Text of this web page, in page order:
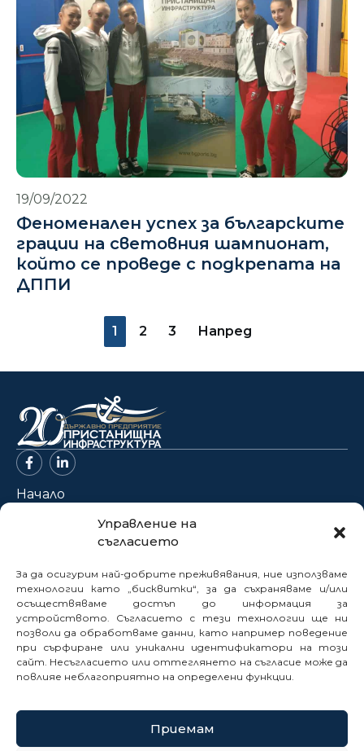
Управление на
съгласието
За да осигурим най-добрите преживявания, ние използваме
технологии като „бисквитки“, за да съхраняваме и/или
осъществяваме достъп до информация за
устройството. Съгласието с тези технологии ще ни
позволи да обработваме данни, като например поведение
при сърфиране или уникални идентификатори на този
сайт. Несъгласието или оттеглянето на съгласие може да
повлияе неблагоприятно на определени функции.
Приемам
19/09/2022
Феноменален успех за българските
грации на световния шампионат,
който се проведе с подкрепата на
ДППИ
1 2 3 Напред
Начало
Новини
Нормативна база
Електронни услуги
Профил на купувача
Кариери
Контакти